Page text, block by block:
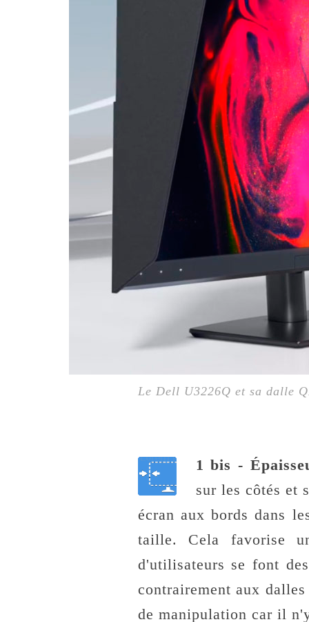
Le Dell U3226Q et sa dalle
1 bis -
sur les côtés et
écran aux bords dans
taille. Cela favorise
d'utilisateurs se font
contrairement aux
de manipulation car il